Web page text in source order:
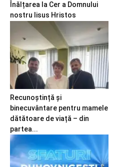
Înălțarea la Cer a Domnului
nostru Iisus Hristos
Recunoștință și
binecuvântare pentru mamele
dătătoare de viață – din
partea...